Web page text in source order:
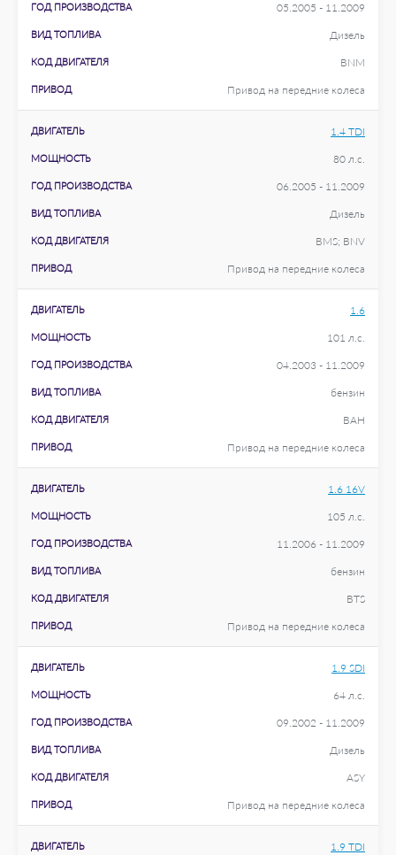
ГОД ПРОИЗВОДСТВА 05.2005 - 11.2009
ВИД ТОПЛИВА Дизель
КОД ДВИГАТЕЛЯ BNM
ПРИВОД Привод на передние колеса
ДВИГАТЕЛЬ 1.4 TDI
МОЩНОСТЬ 80 л.с.
ГОД ПРОИЗВОДСТВА 06.2005 - 11.2009
ВИД ТОПЛИВА Дизель
КОД ДВИГАТЕЛЯ BMS; BNV
ПРИВОД Привод на передние колеса
ДВИГАТЕЛЬ 1.6
МОЩНОСТЬ 101 л.с.
ГОД ПРОИЗВОДСТВА 04.2003 - 11.2009
ВИД ТОПЛИВА бензин
КОД ДВИГАТЕЛЯ BAH
ПРИВОД Привод на передние колеса
ДВИГАТЕЛЬ 1.6 16V
МОЩНОСТЬ 105 л.с.
ГОД ПРОИЗВОДСТВА 11.2006 - 11.2009
ВИД ТОПЛИВА бензин
КОД ДВИГАТЕЛЯ BTS
ПРИВОД Привод на передние колеса
ДВИГАТЕЛЬ 1.9 SDI
МОЩНОСТЬ 64 л.с.
ГОД ПРОИЗВОДСТВА 09.2002 - 11.2009
ВИД ТОПЛИВА Дизель
КОД ДВИГАТЕЛЯ ASY
ПРИВОД Привод на передние колеса
ДВИГАТЕЛЬ 1.9 TDI